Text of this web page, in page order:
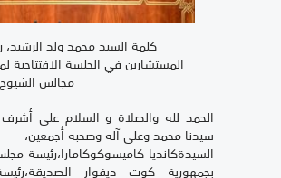
كلمة السيد محمد ولد
المستشارين في الجلسة الافتتاحية
مجالس
الحمد لله والصلاة و السلام على أشرف
سيدنا محمد وعلى آله وصحبه أجمعين،
السيدةكانديا كاميسوكوكامارا،رئيسة
بجمهورية كوت ديفوار